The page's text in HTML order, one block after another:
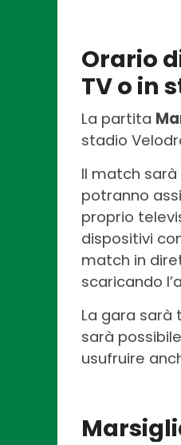
Orario
TV o in
La partita
stadio
Il match
potranno
proprio
dispositivi
match in
scaricando
La gara sarà
sarà
usufruire